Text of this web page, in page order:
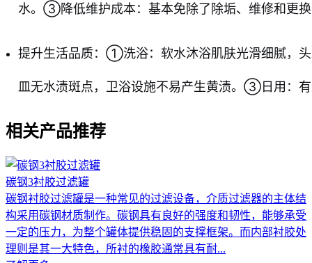
水。③降低维护成本：基本免除了除垢、维修和更
提升生活品质：①洗浴：软水沐浴肌肤光滑细腻，
皿无水渍斑点，卫浴设施不易产生黄渍。③日用：
相关产品推荐
碳钢3衬胶过滤罐
碳钢衬胶过滤罐是一种常见的过滤设备，介质过滤器的主体结
构采用碳钢材质制作。碳钢具有良好的强度和韧性，能够承受
一定的压力，为整个罐体提供稳固的支撑框架。而内部衬胶处
理则是其一大特色，所衬的橡胶通常具有耐...